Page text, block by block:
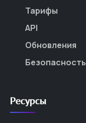
Тарифы
API
Обновления
Безопасность
Ресурсы